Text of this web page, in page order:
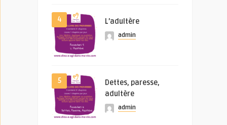
4 L’adultère
admin
5
Dettes, paresse,
adultère
admin